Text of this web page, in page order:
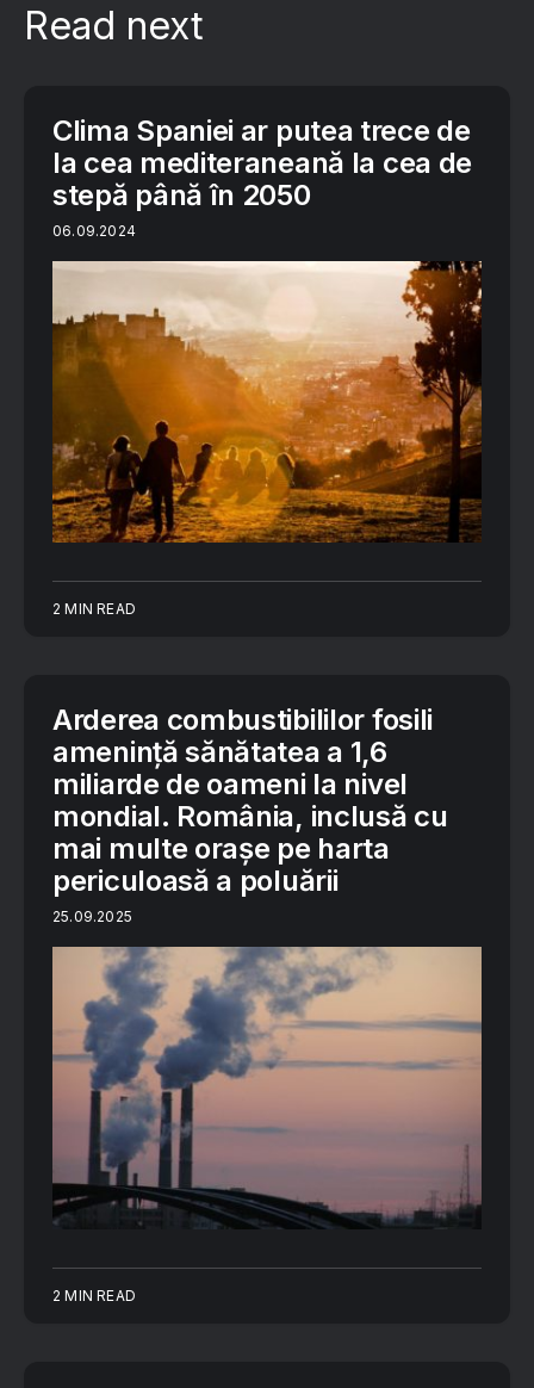
Read next
Clima Spaniei ar putea trece de
la cea mediteraneană la cea de
stepă până în 2050
06.09.2024
2 MIN READ
Arderea combustibililor fosili
amenință sănătatea a 1,6
miliarde de oameni la nivel
mondial. România, inclusă cu
mai multe orașe pe harta
periculoasă a poluării
25.09.2025
2 MIN READ